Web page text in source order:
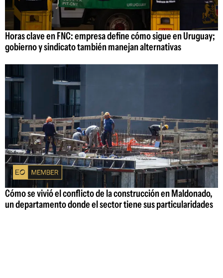
Horas clave en FNC: empresa define cómo sigue en Uruguay;
gobierno y sindicato también manejan alternativas
Cómo se vivió el conflicto de la construcción en Maldonado,
un departamento donde el sector tiene sus particularidades